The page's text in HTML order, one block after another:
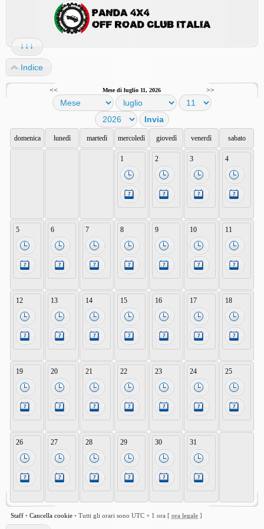
↓↓↓
Indice
<< Mese di luglio 11, 2026 >>
domenica lunedì martedì mercoledì giovedì venerdì sabato
1 2 3 4
5 6 7 8 9 10 11
12 13 14 15 16 17 18
19 20 21 22 23 24 25
26 27 28 29 30 31
Staff • Cancella cookie • Tutti gli orari sono UTC + 1 ora [ ora legale ]